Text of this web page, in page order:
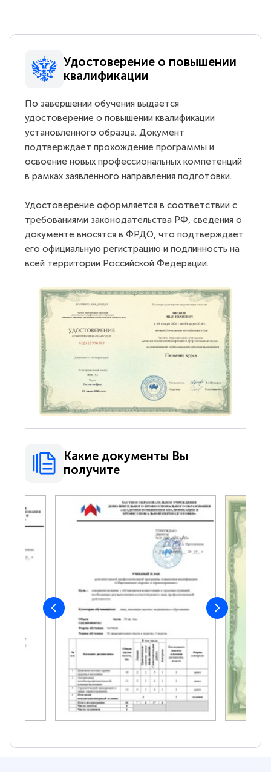
Удостоверение о повышении
квалификации
По завершении обучения выдается
удостоверение о повышении квалификации
установленного образца. Документ
подтверждает прохождение программы и
освоение новых профессиональных компетенций
в рамках заявленного направления подготовки.
Удостоверение оформляется в соответствии с
требованиями законодательства РФ, сведения о
документе вносятся в ФРДО, что подтверждает
его официальную регистрацию и подлинность на
всей территории Российской Федерации.
Какие документы Вы
получите